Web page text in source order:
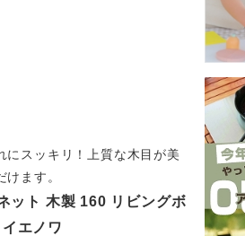
にスッキリ！上質な木目が美
ます。
ット 木製 160 リビングボ
エノワ